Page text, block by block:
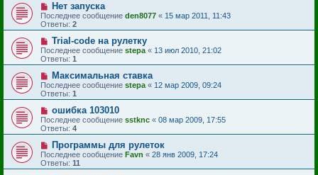
Нет запуска
Последнее сообщение den8077 « 15 мар 2011, 11:43
Ответы: 2
Trial-code на рулетку
Последнее сообщение stepa « 13 июл 2010, 21:02
Ответы: 1
Максимальная ставка
Последнее сообщение stepa « 12 мар 2009, 09:24
Ответы: 1
ошибка 103010
Последнее сообщение sstknc « 08 мар 2009, 17:55
Ответы: 4
Программы для рулеток
Последнее сообщение Favn « 28 янв 2009, 17:24
Ответы: 11